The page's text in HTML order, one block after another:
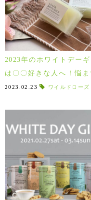
2023年のホワイトデーギ
は〇〇好きな人へ！悩ま
べる10選♪
2023.02.23 ワイルドローズ